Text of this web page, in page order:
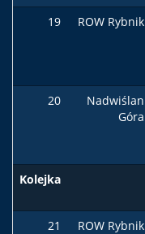
19 ROW Rybnik
20
Nadwiślan
Góra
Kolejka
21 ROW Rybnik